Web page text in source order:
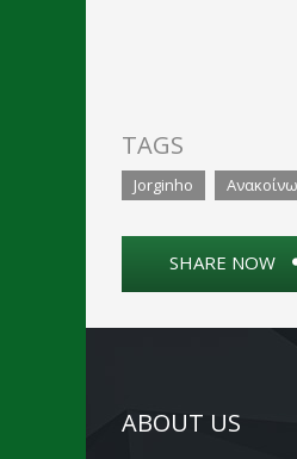
TAGS
Jorginho
SHARE NOW
ABOUT US